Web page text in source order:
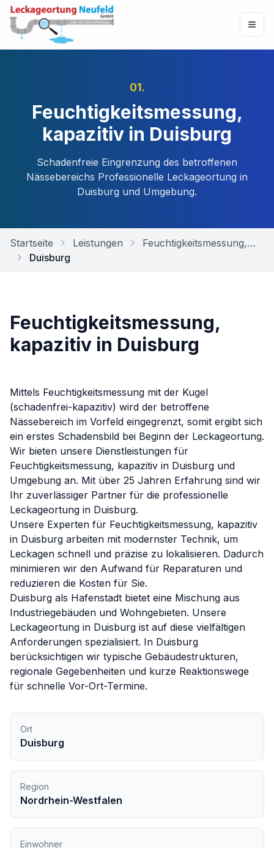
01.
Feuchtigkeitsmessung,
kapazitiv in Duisburg
Schadenfreie Eingrenzung des betroffenen
Nässebereichs Professionelle Leckageortung in
Duisburg und Umgebung.
Startseite Leistungen
Feuchtigkeitsmessung, kapazitiv
Duisburg
Feuchtigkeitsmessung,
kapazitiv in Duisburg
Mittels Feuchtigkeitsmessung mit der Kugel
(schadenfrei-kapazitiv) wird der betroffene
Nässebereich im Vorfeld eingegrenzt, somit ergibt sich
ein erstes Schadensbild bei Beginn der Leckageortung.
Wir bieten unsere Dienstleistungen für
Feuchtigkeitsmessung, kapazitiv in Duisburg und
Umgebung an. Mit über 25 Jahren Erfahrung sind wir
Ihr zuverlässiger Partner für die professionelle
Leckageortung in Duisburg.
Unsere Experten für Feuchtigkeitsmessung, kapazitiv
in Duisburg arbeiten mit modernster Technik, um
Leckagen schnell und präzise zu lokalisieren. Dadurch
minimieren wir den Aufwand für Reparaturen und
reduzieren die Kosten für Sie.
Duisburg als Hafenstadt bietet eine Mischung aus
Industriegebäuden und Wohngebieten. Unsere
Leckageortung in Duisburg ist auf diese vielfältigen
Anforderungen spezialisiert. In Duisburg
berücksichtigen wir typische Gebäudestrukturen,
regionale Gegebenheiten und kurze Reaktionswege
für schnelle Vor-Ort-Termine.
Ort
Duisburg
Region
Nordrhein-Westfalen
Einwohner